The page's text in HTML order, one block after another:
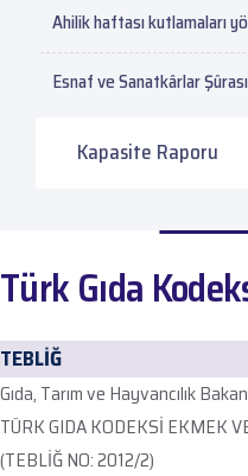
Ahilik haftası kutlamaları
Esnaf ve Sanatkârlar
Kapasite Raporu
Türk Gıda
TEBLİĞ
Gıda, Tarım ve Hayvancılık
TÜRK GIDA KODEKSİ EKMEK
(TEBLİĞ NO: 2012/2)